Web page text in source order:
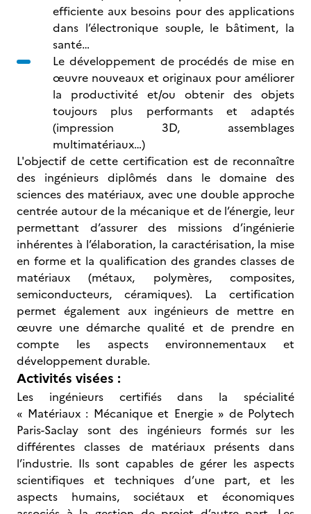
efficiente aux besoins pour des applications
dans l’électronique souple, le bâtiment, la
santé…
Le développement de procédés de mise en
œuvre nouveaux et originaux pour améliorer
la productivité et/ou obtenir des objets
toujours plus performants et adaptés
(impression 3D, assemblages
multimatériaux…)
L'objectif de cette certification est de reconnaître
des ingénieurs diplômés dans le domaine des
sciences des matériaux, avec une double approche
centrée autour de la mécanique et de l’énergie, leur
permettant d’assurer des missions d’ingénierie
inhérentes à l’élaboration, la caractérisation, la mise
en forme et la qualification des grandes classes de
matériaux (métaux, polymères, composites,
semiconducteurs, céramiques). La certification
permet également aux ingénieurs de mettre en
œuvre une démarche qualité et de prendre en
compte les aspects environnementaux et
développement durable.
Activités visées :
Les ingénieurs certifiés dans la spécialité
« Matériaux : Mécanique et Energie » de Polytech
Paris-Saclay sont des ingénieurs formés sur les
différentes classes de matériaux présents dans
l’industrie. Ils sont capables de gérer les aspects
scientifiques et techniques d’une part, et les
aspects humains, sociétaux et économiques